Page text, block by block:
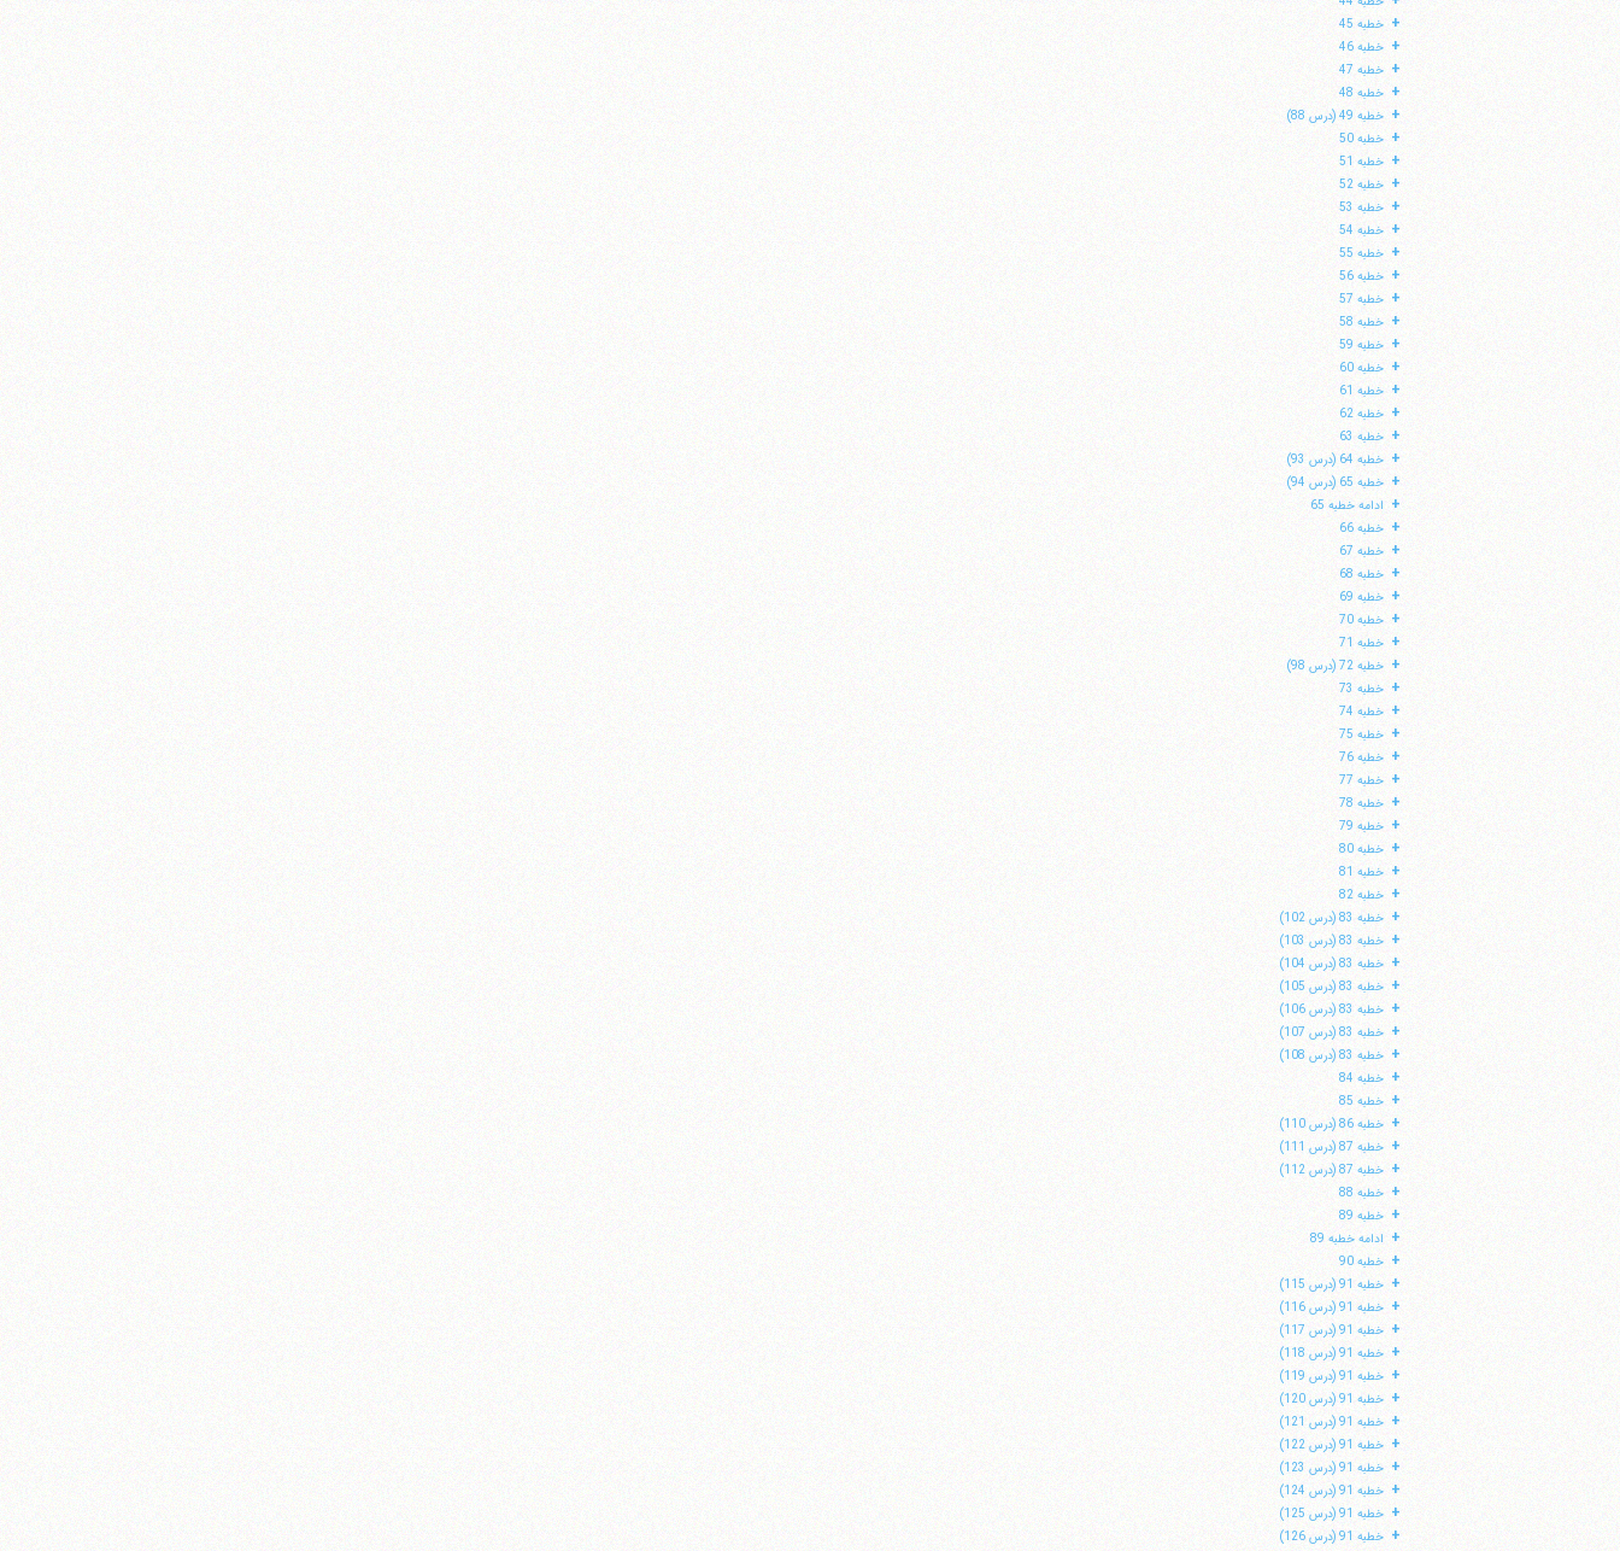
+ خطبه 45
+ خطبه 46
+ خطبه 47
+ خطبه 48
+ خطبه 49 (درس 88)
+ خطبه 50
+ خطبه 51
+ خطبه 52
+ خطبه 53
+ خطبه 54
+ خطبه 55
+ خطبه 56
+ خطبه 57
+ خطبه 58
+ خطبه 59
+ خطبه 60
+ خطبه 61
+ خطبه 62
+ خطبه 63
+ خطبه 64 (درس 93)
+ خطبه 65 (درس 94)
+ ادامه خطبه 65
+ خطبه 66
+ خطبه 67
+ خطبه 68
+ خطبه 69
+ خطبه 70
+ خطبه 71
+ خطبه 72 (درس 98)
+ خطبه 73
+ خطبه 74
+ خطبه 75
+ خطبه 76
+ خطبه 77
+ خطبه 78
+ خطبه 79
+ خطبه 80
+ خطبه 81
+ خطبه 82
+ خطبه 83 (درس 102)
+ خطبه 83 (درس 103)
+ خطبه 83 (درس 104)
+ خطبه 83 (درس 105)
+ خطبه 83 (درس 106)
+ خطبه 83 (درس 107)
+ خطبه 83 (درس 108)
+ خطبه 84
+ خطبه 85
+ خطبه 86 (درس 110)
+ خطبه 87 (درس 111)
+ خطبه 87 (درس 112)
+ خطبه 88
+ خطبه 89
+ ادامه خطبه 89
+ خطبه 90
+ خطبه 91 (درس 115)
+ خطبه 91 (درس 116)
+ خطبه 91 (درس 117)
+ خطبه 91 (درس 118)
+ خطبه 91 (درس 119)
+ خطبه 91 (درس 120)
+ خطبه 91 (درس 121)
+ خطبه 91 (درس 122)
+ خطبه 91 (درس 123)
+ خطبه 91 (درس 124)
+ خطبه 91 (درس 125)
+ خطبه 91 (درس 126)